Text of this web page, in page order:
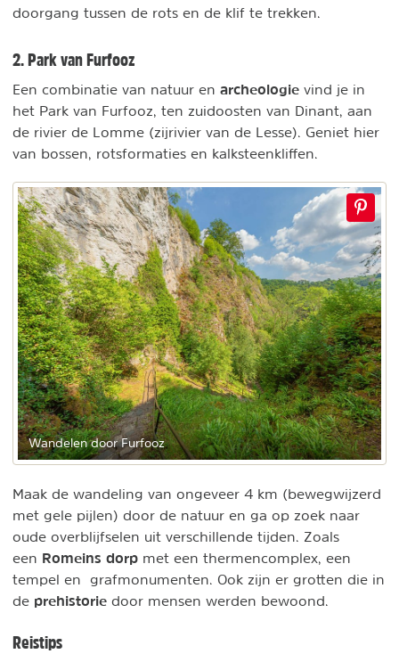
doorgang tussen de rots en de klif te trekken.
2. Park van Furfooz
Een combinatie van natuur en archeologie vind je in
het Park van Furfooz, ten zuidoosten van Dinant, aan
de rivier de Lomme (zijrivier van de Lesse). Geniet hier
van bossen, rotsformaties en kalksteenkliffen.
Wandelen door Furfooz
Maak de wandeling van ongeveer 4 km (bewegwijzerd
met gele pijlen) door de natuur en ga op zoek naar
oude overblijfselen uit verschillende tijden. Zoals
een Romeins dorp met een thermencomplex, een
tempel en grafmonumenten. Ook zijn er grotten die in
de prehistorie door mensen werden bewoond.
Reistips